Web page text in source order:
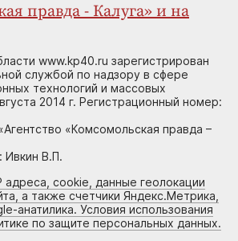
правда - Калуга» и на
www.kp40.ru зарегистрирован
службой по надзору в сфере
технологий и массовых
2014 г. Регистрационный номер:
«Комсомольская правда –
Ивкин В.П.
адреса, cookie, данные геолокации
а также счетчики Яндекс.Метрика,
анатилика. Условия использования
по защите персональных данных.